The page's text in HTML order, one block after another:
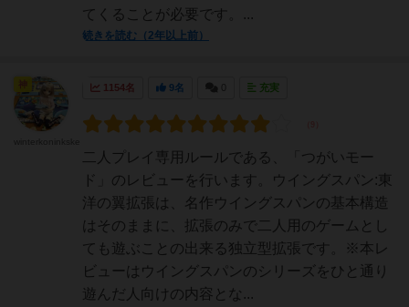
てくることが必要です。...
続きを読む（2年以上前）
1154名 9名 充実
二人プレイ専用ルールである、「つがいモー
ド」のレビューを行います。ウイングスパン:東
洋の翼拡張は、名作ウイングスパンの基本構造
はそのままに、拡張のみで二人用のゲームとし
ても遊ぶことの出来る独立型拡張です。※本レ
ビューはウイングスパンのシリーズをひと通り
遊んだ人向けの内容とな...
神